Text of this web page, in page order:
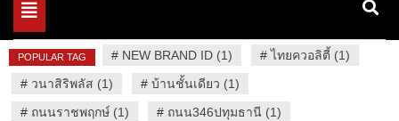
Toggle
POPULAR TAG # NEW BRAND ID (1) #ไทยควอลิตี้ (1)
# วนาสิริพลัส (1) # บ้านชั้นเดียว (1)
# ถนนราชพฤกษ์ (1) # ถนน346ปทุมธานี (1)